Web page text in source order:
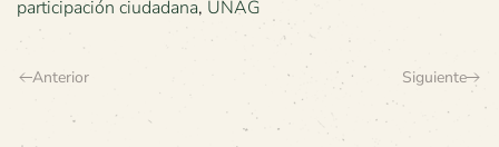
participación ciudadana, UNAG
Anterior Siguiente